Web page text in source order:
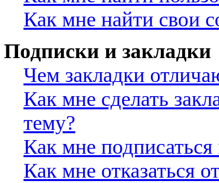
Как мне найти свои
Подписки и закладки
Чем закладки
Как мне сделать
тему?
Как мне
Как мне отказаться